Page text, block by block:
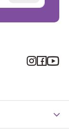
Instagram
Facebook